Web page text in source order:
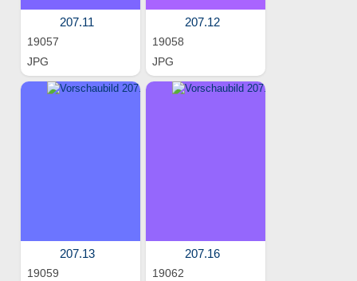
207.11
19057
JPG
207.12
19058
JPG
207.13
19059
207.16
19062